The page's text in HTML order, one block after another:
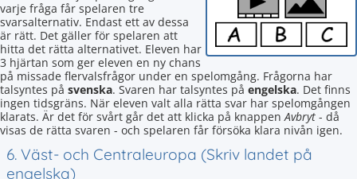
varje fråga får spelaren tre
svarsalternativ. Endast ett av dessa
är rätt. Det gäller för spelaren att
hitta det rätta alternativet. Eleven har
3 hjärtan som ger eleven en ny chans
på missade flervalsfrågor under en spelomgång. Frågorna har
talsyntes på svenska. Svaren har talsyntes på engelska. Det finns
ingen tidsgräns. När eleven valt alla rätta svar har spelomgången
klarats. Är det för svårt går det att klicka på knappenAvbryt - då
visas de rätta svaren - och spelaren får försöka klara nivån igen.
6. Väst- och Centraleuropa (Skriv landet på
engelska)